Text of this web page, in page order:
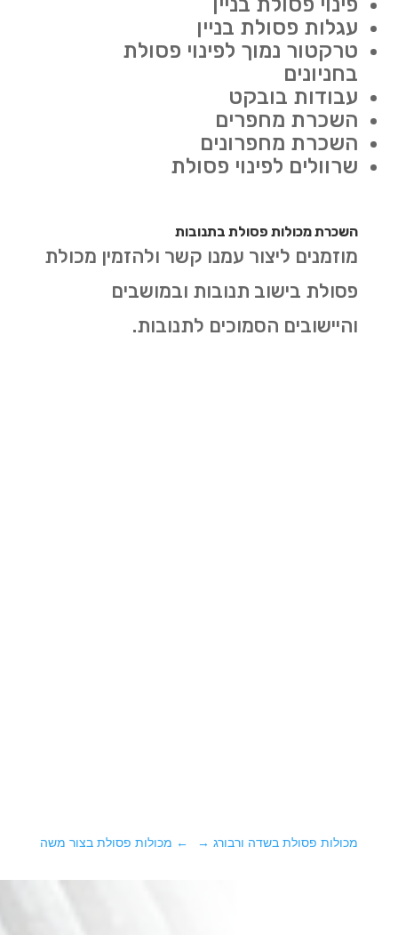
עגלות פסולת בניין
טרקטור נמוך לפינוי פסולת
בחניונים
עבודות בובקט
השכרת מחפרים
השכרת מחפרונים
שרוולים לפינוי פסולת
השכרת מכולות פסולת בתנובות
מוזמנים ליצור עמנו קשר ולהזמין מכולת
פסולת בישוב תנובות ובמושבים
והיישובים הסמוכים לתנובות.
← מכולות פסולת בצור משה מכולות פסולת בשדה ורבורג→